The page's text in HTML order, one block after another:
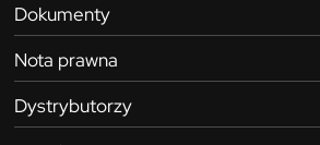
Dokumenty
Nota prawna
Dystrybutorzy